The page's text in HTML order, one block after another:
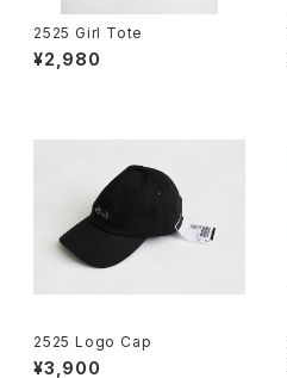
2525 Girl Tote
¥2,980
2525 Logo Cap
¥3,900